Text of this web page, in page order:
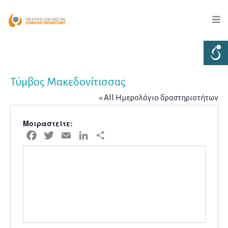
Τύμβος Μακεδονίτισσας
« All Ημερολόγιο δραστηριοτήτων
Μοιραστείτε:
Facebook
Twitter Email LinkedIn